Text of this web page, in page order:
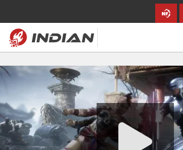
Magazín
Recenze
Videa